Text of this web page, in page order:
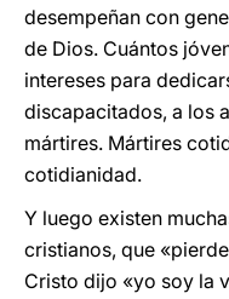
desempeñan con
de Dios. Cuántos
intereses para
discapacitados, a los
mártires. Mártires
cotidianidad.
Y luego existen
cristianos, que
Cristo dijo «yo soy la